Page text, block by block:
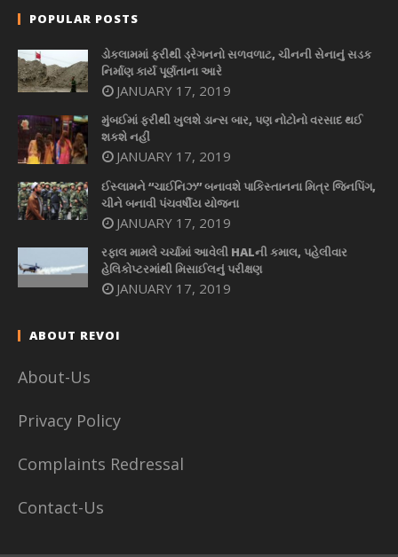
POPULAR POSTS
ડોકલામમાં ફરીથી ડ્રેગનનો સળવળાટ, ચીનની સેનાનું સડક
નિર્માણ કાર્ય પૂર્ણતાના આરે
JANUARY 17, 2019
મુંબઈમાં ફરીથી ખુલશે ડાન્સ બાર, પણ નોટોનો વરસાદ થઈ
શકશે નહીં
JANUARY 17, 2019
ઈસ્લામને “ચાઈનિઝ” બનાવશે પાકિસ્તાનના મિત્ર જિનપિંગ,
ચીને બનાવી પંચવર્ષીય યોજના
JANUARY 17, 2019
રફાલ મામલે ચર્ચામાં આવેલી HALની કમાલ, પહેલીવાર
હેલિકોપ્ટરમાંથી મિસાઈલનું પરીક્ષણ
JANUARY 17, 2019
ABOUT REVOI
About-Us
Privacy Policy
Complaints Redressal
Contact-Us